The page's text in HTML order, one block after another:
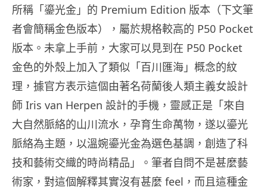
所稱「鎏光金」的 Premium Edition 版本（下文筆
者會簡稱金色版本），屬於規格較高的 P50 Pocket
版本。未拿上手前，大家可以見到在 P50 Pocket
金色的外殼上加入了類似「百川匯海」概念的紋
理，據官方表示這個由著名荷蘭後人類主義女設計
師 Iris van Herpen 設計的手機，靈感正是「來自
大自然脈絡的山川流水，孕育生命萬物，遂以鎏光
脈絡為主題，以溫婉鎏光金為選色基調，創造了科
技和藝術交織的時尚精品」。筆者自問不是甚麼藝
術家，對這個解釋其實沒有甚麼 feel，而且這種金